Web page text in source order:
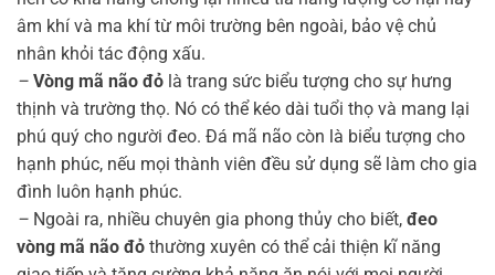
âm khí và ma khí từ môi trường bên ngoài, bảo vệ chủ
nhân khỏi tác động xấu.
– Vòng mã não đỏ là trang sức biểu tượng cho sự hưng
thịnh và trường thọ. Nó có thể kéo dài tuổi thọ và mang lại
phú quý cho người đeo. Đá mã não còn là biểu tượng cho
hạnh phúc, nếu mọi thành viên đều sử dụng sẽ làm cho gia
đình luôn hạnh phúc.
– Ngoài ra, nhiều chuyên gia phong thủy cho biết, đeo
vòng mã não đỏ thường xuyên có thể cải thiện kĩ năng